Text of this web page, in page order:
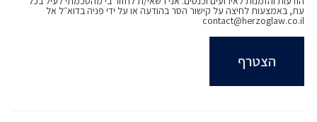
עת, באמצעות לחיצה על קישור הסר בהודעה או על ידי פניה בדוא״ל אל
contact@herzoglaw.co.il